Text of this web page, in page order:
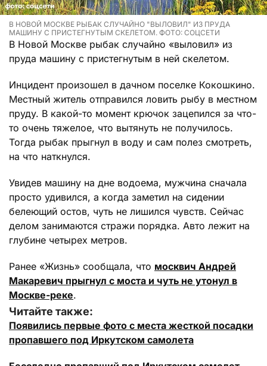
В НОВОЙ МОСКВЕ РЫБАК СЛУЧАЙНО "ВЫЛОВИЛ" ИЗ ПРУДА
МАШИНУ С ПРИСТЕГНУТЫМ СКЕЛЕТОМ. ФОТО: СОЦСЕТИ
В Новой Москве рыбак случайно «выловил» из
пруда машину с пристегнутым в ней скелетом.
Инцидент произошел в дачном поселке Кокошкино.
Местный житель отправился ловить рыбу в местном
пруду. В какой-то момент крючок зацепился за что-
то очень тяжелое, что вытянуть не получилось.
Тогда рыбак прыгнул в воду и сам полез смотреть,
на что наткнулся.
Увидев машину на дне водоема, мужчина сначала
просто удивился, а когда заметил на сидении
белеющий остов, чуть не лишился чувств. Сейчас
делом занимаются стражи порядка. Авто лежит на
глубине четырех метров.
Ранее «Жизнь» сообщала, что москвич Андрей
Макаревич прыгнул с моста и чуть не утонул в
Москве-реке.
Читайте также:
Появились первые фото с места жесткой посадки
пропавшего под Иркутском самолета